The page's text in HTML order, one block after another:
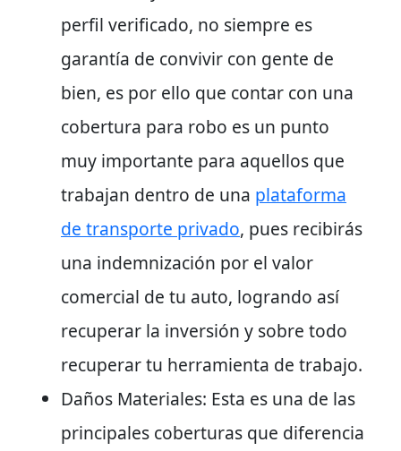
perfil verificado, no siempre es
garantía de convivir con gente de
bien, es por ello que contar con una
cobertura para robo es un punto
muy importante para aquellos que
trabajan dentro de una plataforma
de transporte privado, pues recibirás
una indemnización por el valor
comercial de tu auto, logrando así
recuperar la inversión y sobre todo
recuperar tu herramienta de trabajo.
Daños Materiales: Esta es una de las
principales coberturas que diferencia